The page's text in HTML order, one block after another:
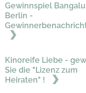
Gewinnspiel
Berlin -
Kinoreife Liebe -
Sie die "Lizenz zum
Heiraten" !